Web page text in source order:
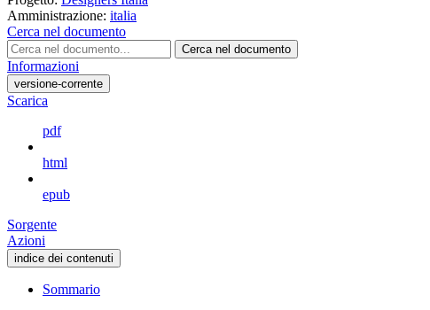
Amministrazione: italia
Cerca nel documento
Cerca nel documento
Informazioni
versione-corrente
Scarica
pdf
html
epub
Sorgente
Azioni
indice dei contenuti
Sommario